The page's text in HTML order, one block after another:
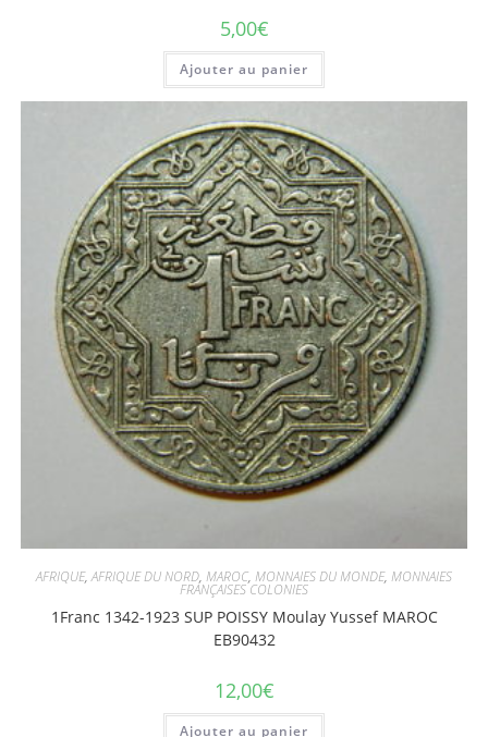
5,00€
Ajouter au panier
AFRIQUE,AFRIQUE DU NORD, MAROC, MONNAIES DU MONDE, MONNAIES
FRANÇAISES COLONIES
1Franc 1342-1923 SUP POISSY Moulay Yussef MAROC
EB90432
12,00€
Ajouter au panier